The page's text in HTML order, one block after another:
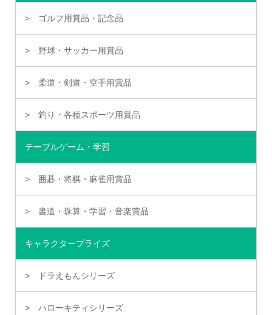
ゴルフ用賞品・記念品
野球・サッカー用賞品
柔道・剣道・空手用賞品
釣り・各種スポーツ用賞品
テーブルゲーム・学習
囲碁・将棋・麻雀用賞品
書道・珠算・学習・音楽賞品
キャラクタープライズ
ドラえもんシリーズ
ハローキティシリーズ